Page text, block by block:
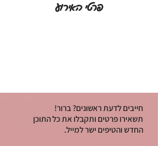
פרטי האירוע
חייבים לדעת ראשונים? ברור!
תשאירו פרטים ותקבלו את כל התוכן
החדש והטיפים ישר למייל.